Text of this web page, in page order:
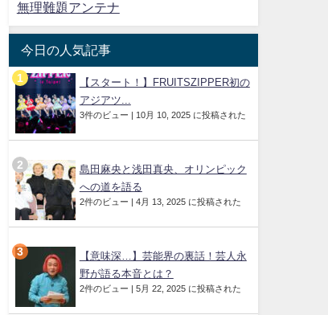
無理難題アンテナ
今日の人気記事
【スタート！】FRUITSZIPPER初の
アジアツ...
3件のビュー | 10月 10, 2025 に投稿された
島田麻央と浅田真央、オリンピック
への道を語る
2件のビュー | 4月 13, 2025 に投稿された
【意味深…】芸能界の裏話！芸人永
野が語る本音とは？
2件のビュー | 5月 22, 2025 に投稿された